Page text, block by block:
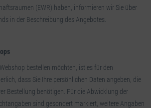
(EWR) haben, informieren wir Sie über
in der Beschreibung des Angebotes.
bestellen möchten, ist es für den
dass Sie Ihre persönlichen Daten angeben, die
Bestellung benötigen. Für die Abwicklung der
sind gesondert markiert, weitere Angaben